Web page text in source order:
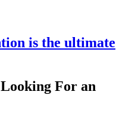
is the ultimate
For an